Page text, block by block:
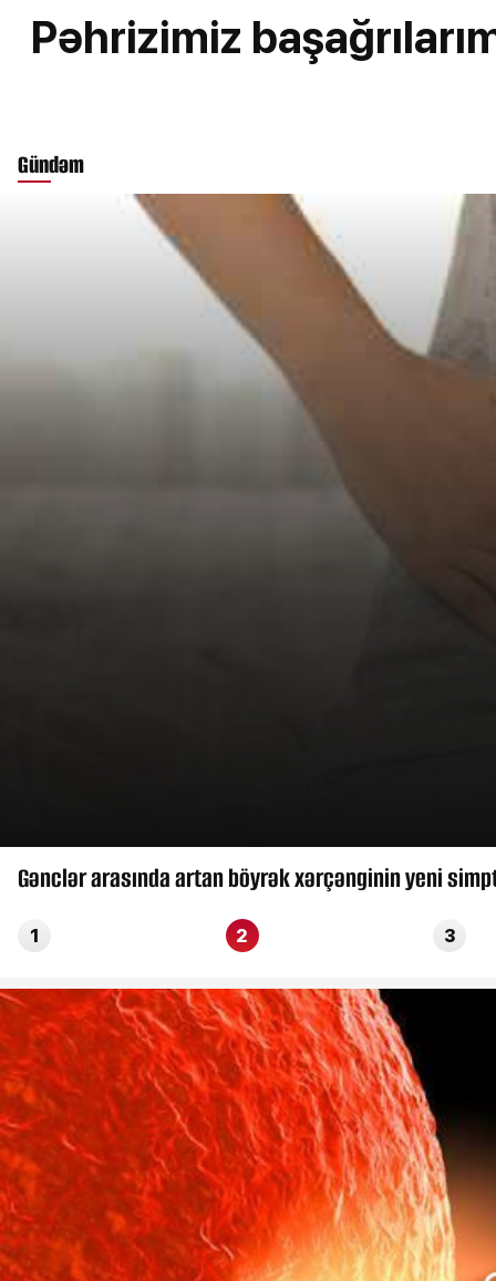
Pəhrizimiz
Gündəm
Gənclər arasında artan böyrək xərçənginin yeni
1 2 3